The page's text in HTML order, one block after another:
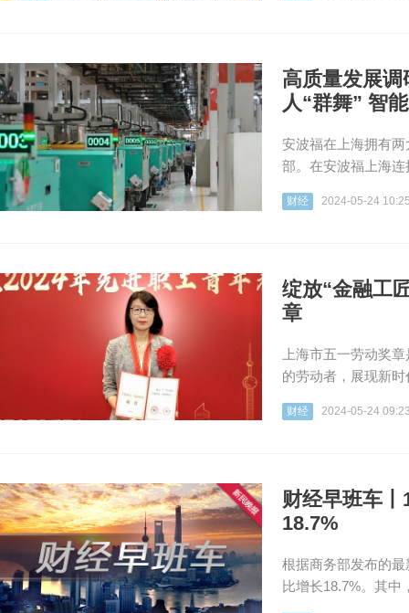
高质量发展
人“群舞” 智
安波福在上海拥有
部。在安波福上海
财经 2024-05-24
绽放“金融工
章
上海市五一劳动奖
的劳动者，展现新
财经 2024-05-24
财经早班车
18.7%
根据商务部发布的
比增长18.7%。其中